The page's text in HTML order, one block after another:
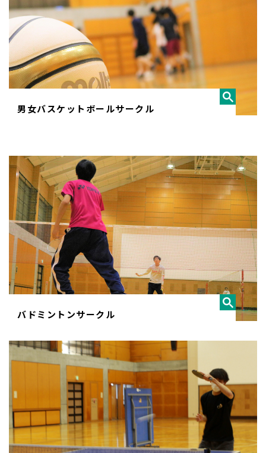
男女バスケットボールサークル
バドミントンサークル